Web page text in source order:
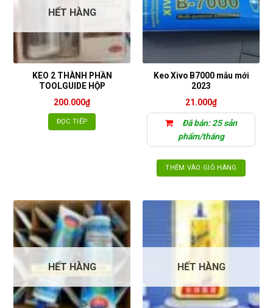
HẾT HÀNG
KEO 2 THÀNH PHẦN
TOOLGUIDE HỘP
200.000₫
ĐỌC TIẾP
Keo Xivo B7000 mẫu mới
2023
21.000₫
Đã bán: 25 sản
phẩm/tháng
THÊM VÀO GIỎ HÀNG
HẾT HÀNG HẾT HÀNG